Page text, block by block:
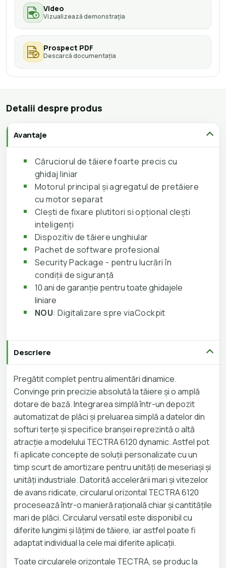
Video
Vizualizează demonstrația
Prospect PDF
Descarcă documentația
Detalii despre produs
Avantaje
Căruciorul de tăiere foarte precis cu
ghidaj liniar
Motorul principal și agregatul de pretăiere
cu motor separat
Clești de fixare plutitori si opțional clești
inteligenți
Dispozitiv de tăiere unghiular
Pachet de software profesional
Security Package - pentru lucrări în
condiții de siguranță
10 ani de garanție pentru toate ghidajele
liniare
NOU: Digitalizare spre viaCockpit
Descriere
Pregătit complet pentru alimentări dinamice.
Convinge prin precizie absolută la tăiere și o amplă
dotare de bază. Integrarea simplă într-un depozit
automatizat de plăci și preluarea simplă a datelor din
softuri terțe și specifice branșei reprezintă o altă
atracție a modelului TECTRA 6120 dynamic. Astfel pot
fi aplicate concepte de soluții personalizate cu un
timp scurt de amortizare pentru unități de meseriași și
unități industriale. Datorită accelerării mari și vitezelor
de avans ridicate, circularul orizontal TECTRA 6120
procesează într-o manieră rațională chiar și cantitățile
mari de plăci. Circularul versatil este disponibil cu
diferite lungimi și lățimi de tăiere, iar astfel poate fi
adaptat individual la cele mai diferite aplicații.
Toate circularele orizontale TECTRA, se produc la